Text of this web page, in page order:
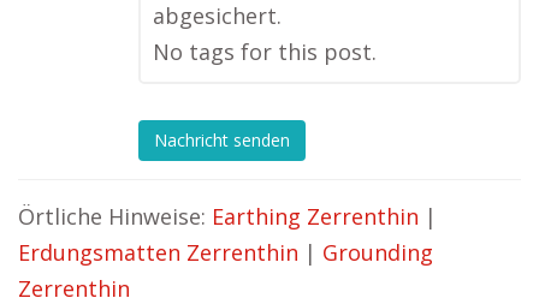
abgesichert.
No tags for this post.
Nachricht senden
Örtliche Hinweise: Earthing Zerrenthin |
Erdungsmatten Zerrenthin | Grounding
Zerrenthin